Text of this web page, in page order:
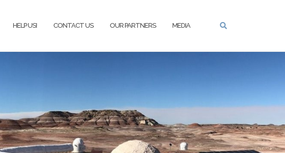
HELP US! CONTACT US OUR PARTNERS MEDIA